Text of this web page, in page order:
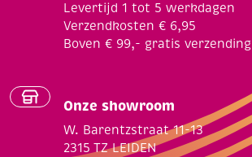
Levertijd 1 tot 5 werkdagen
Verzendkosten € 6,95
Boven € 99,- gratis verzending
Onze showroom
W. Barentzstraat 11-13
2315 TZ LEIDEN